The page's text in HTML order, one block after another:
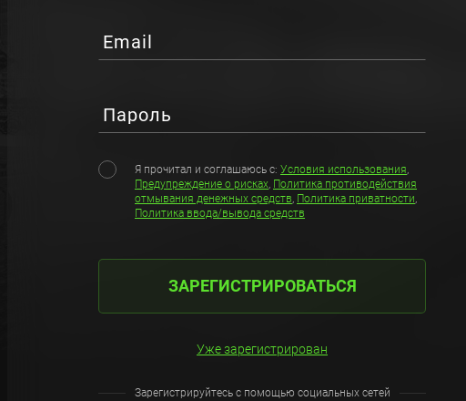
Email
Пароль
Я прочитал и соглашаюсь с: Условия использования,
Предупреждение о рисках, Политика противодействия
отмывания денежных средств, Политика приватности,
Политика ввода/вывода средств
ЗАРЕГИСТРИРОВАТЬСЯ
Уже зарегистрирован
Зарегистрируйтесь с помощью социальных сетей